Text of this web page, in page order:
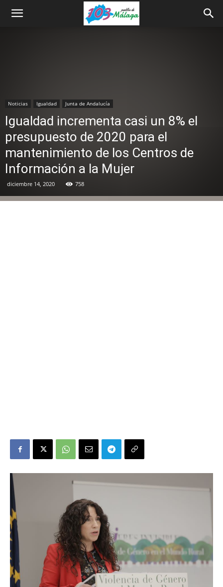
Noticias Igualdad Junta de Andalucía
Igualdad incrementa casi un 8% el
presupuesto de 2020 para el
mantenimiento de los Centros de
Información a la Mujer
diciembre 14, 2020 758